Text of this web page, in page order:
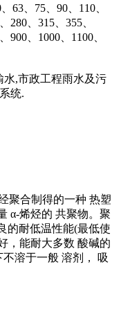
63、75、90、110、
280、315、355、
900、1000、1100、
水,市政工程雨水及污
统.
聚合制得的一种 热塑
α-烯烃的 共聚物。聚
的耐低温性能(最低使
，能耐大多数 酸碱的
溶于一般 溶剂， 吸